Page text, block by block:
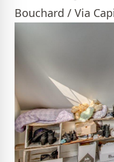
Bouchard / Via